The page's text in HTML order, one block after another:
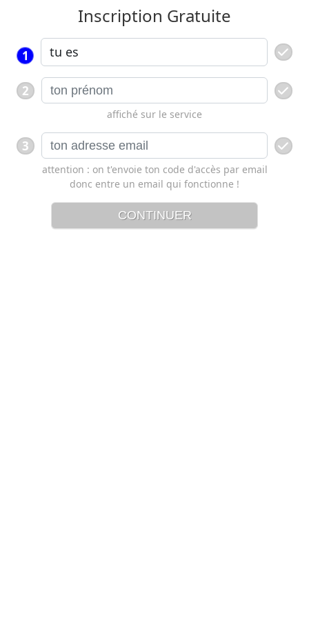
Inscription Gratuite
1
2
affiché sur le service
3
attention : on t'envoie ton code d'accès par email
donc entre un email qui fonctionne !
CONTINUER